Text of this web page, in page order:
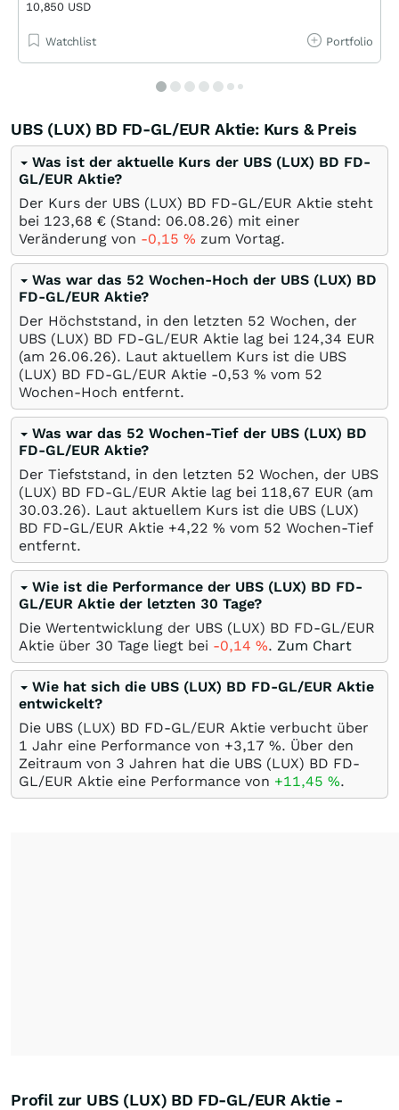
10,850 USD
Watchlist Portfolio
UBS (LUX) BD FD-GL/EUR Aktie: Kurs & Preis
Was ist der aktuelle Kurs der UBS (LUX) BD FD-
GL/EUR Aktie?
Der Kurs der UBS (LUX) BD FD-GL/EUR Aktie steht
bei 123,68 € (Stand: 06.08.26) mit einer
Veränderung von -0,15 % zum Vortag.
Was war das 52 Wochen-Hoch der UBS (LUX) BD
FD-GL/EUR Aktie?
Der Höchststand, in den letzten 52 Wochen, der
UBS (LUX) BD FD-GL/EUR Aktie lag bei 124,34 EUR
(am 26.06.26). Laut aktuellem Kurs ist die UBS
(LUX) BD FD-GL/EUR Aktie -0,53 % vom 52
Wochen-Hoch entfernt.
Was war das 52 Wochen-Tief der UBS (LUX) BD
FD-GL/EUR Aktie?
Der Tiefststand, in den letzten 52 Wochen, der UBS
(LUX) BD FD-GL/EUR Aktie lag bei 118,67 EUR (am
30.03.26). Laut aktuellem Kurs ist die UBS (LUX)
BD FD-GL/EUR Aktie +4,22 % vom 52 Wochen-Tief
entfernt.
Wie ist die Performance der UBS (LUX) BD FD-
GL/EUR Aktie der letzten 30 Tage?
Die Wertentwicklung der UBS (LUX) BD FD-GL/EUR
Aktie über 30 Tage liegt bei -0,14 %. Zum Chart
Wie hat sich die UBS (LUX) BD FD-GL/EUR Aktie
entwickelt?
Die UBS (LUX) BD FD-GL/EUR Aktie verbucht über
1 Jahr eine Performance von +3,17 %. Über den
Zeitraum von 3 Jahren hat die UBS (LUX) BD FD-
GL/EUR Aktie eine Performance von +11,45 %.
Profil zur UBS (LUX) BD FD-GL/EUR Aktie -